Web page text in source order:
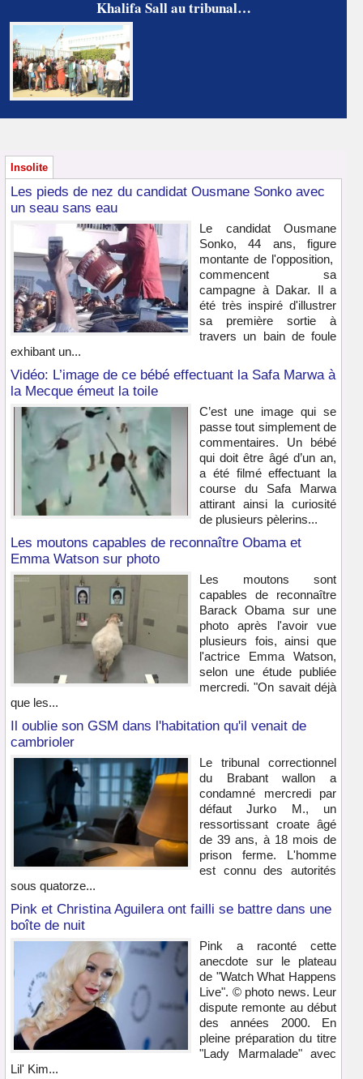
Khalifa Sall au tribunal…
Insolite
Les pieds de nez du candidat Ousmane Sonko avec
un seau sans eau
Le candidat Ousmane
Sonko, 44 ans, figure
montante de l'opposition,
commencent sa
campagne à Dakar. Il a
été très inspiré d'illustrer
sa première sortie à
travers un bain de foule
exhibant un...
Vidéo: L’image de ce bébé effectuant la Safa Marwa à
la Mecque émeut la toile
C’est une image qui se
passe tout simplement de
commentaires. Un bébé
qui doit être âgé d’un an,
a été filmé effectuant la
course du Safa Marwa
attirant ainsi la curiosité
de plusieurs pèlerins...
Les moutons capables de reconnaître Obama et
Emma Watson sur photo
Les moutons sont
capables de reconnaître
Barack Obama sur une
photo après l'avoir vue
plusieurs fois, ainsi que
l'actrice Emma Watson,
selon une étude publiée
mercredi. "On savait déjà
que les...
Il oublie son GSM dans l'habitation qu'il venait de
cambrioler
Le tribunal correctionnel
du Brabant wallon a
condamné mercredi par
défaut Jurko M., un
ressortissant croate âgé
de 39 ans, à 18 mois de
prison ferme. L'homme
est connu des autorités
sous quatorze...
Pink et Christina Aguilera ont failli se battre dans une
boîte de nuit
Pink a raconté cette
anecdote sur le plateau
de "Watch What Happens
Live". © photo news. Leur
dispute remonte au début
des années 2000. En
pleine préparation du titre
"Lady Marmalade" avec
Lil' Kim...